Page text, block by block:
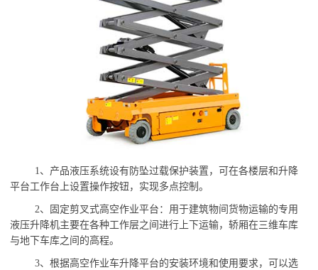
1、产品液压系统设有防坠过载保护装置，可在各楼层和升降
平台工作台上设置操作按钮，实现多点控制。
2、固定剪叉式高空作业平台：用于建筑物间货物运输的专用
液压升降机主要在各种工作层之间进行上下运输，轿厢在三维车库
与地下车库之间的高程。
3、根据高空作业车升降平台的安装环境和使用要求，可以选